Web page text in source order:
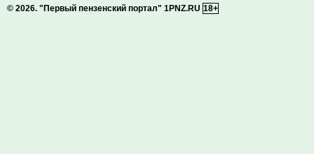
© 2026. "Первый пензенский портал" 1PNZ.RU 18+